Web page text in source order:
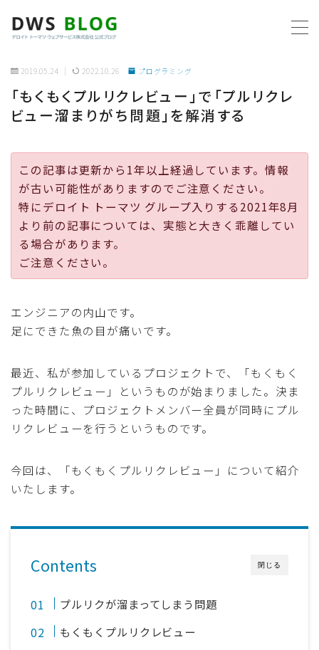
ホーム
プログラミング
ビジネス
リモートワーク
採用
公式ページ
2019.05.24 2022.10.26 プログラミング
「もくもくプルリクレビュー」で「プルリクレ
ビュー溜まりがち問題」を解消する
この記事は更新から1年以上経過しています。情報
が古い可能性がありますのでご注意ください。
特にデロイト トーマツ グループ入りする2021年8月
より前の記事については、実態と大きく乖離してい
る場合があります。
ご注意ください。
エンジニアの内山です。
足にできた魚の目が痛いです。
最近、私が参加しているプロジェクトで、「もくもく
プルリクレビュー」というものが始まりました。決ま
った時間に、プロジェクトメンバー全員が同時にプル
リクレビューを行うというものです。
今回は、「もくもくプルリクレビュー」について紹介
いたします。
閉じる
Contents
プルリクが溜まってしまう問題
もくもくプルリクレビュー